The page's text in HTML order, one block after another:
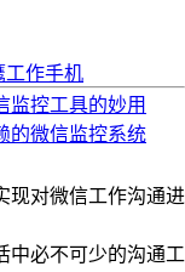
工作手机
监控工具的妙用
的微信监控系统
现对微信工作沟通进
中必不可少的沟通工